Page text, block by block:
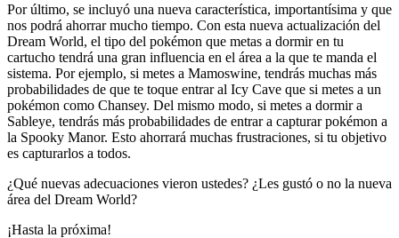
Por último, se incluyó una nueva característica, importantísima y que
nos podrá ahorrar mucho tiempo. Con esta nueva actualización del
Dream World, el tipo del pokémon que metas a dormir en tu
cartucho tendrá una gran influencia en el área a la que te manda el
sistema. Por ejemplo, si metes a Mamoswine, tendrás muchas más
probabilidades de que te toque entrar al Icy Cave que si metes a un
pokémon como Chansey. Del mismo modo, si metes a dormir a
Sableye, tendrás más probabilidades de entrar a capturar pokémon a
la Spooky Manor. Esto ahorrará muchas frustraciones, si tu objetivo
es capturarlos a todos.
¿Qué nuevas adecuaciones vieron ustedes? ¿Les gustó o no la nueva
área del Dream World?
¡Hasta la próxima!